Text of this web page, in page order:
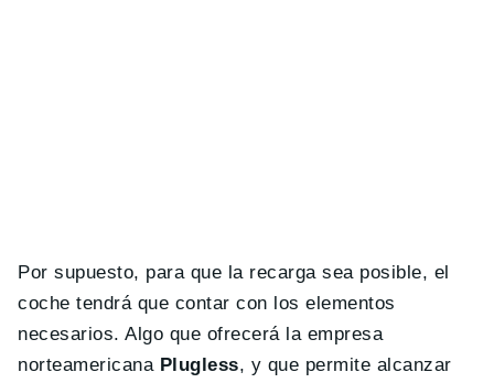
Por supuesto, para que la recarga sea posible, el
coche tendrá que contar con los elementos
necesarios. Algo que ofrecerá la empresa
norteamericana Plugless, y que permite alcanzar